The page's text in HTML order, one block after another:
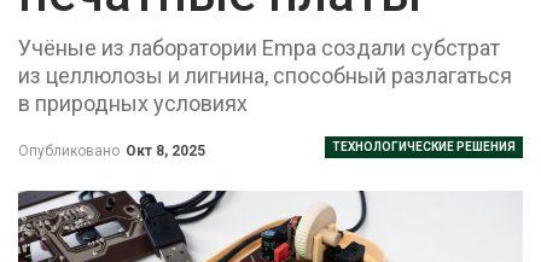
Учёные из лаборатории Empa создали субстрат
из целлюлозы и лигнина, способный разлагаться
в природных условиях
ТЕХНОЛОГИЧЕСКИЕ РЕШЕНИЯ
Опубликовано Окт 8, 2025